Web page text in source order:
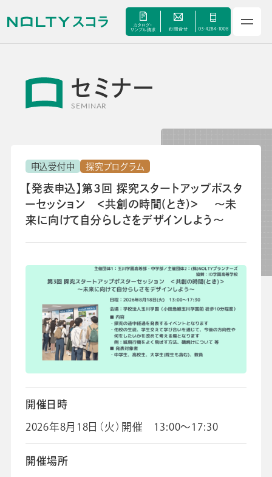
サービス
手帳甲子園
資料ダウンロード
先生の学び応援コラム
SDGsの取組み
お知らせ
セミナー
SEMINAR
申込受付中 探究プログラム
【発表申込】第3回 探究スタートアップポスタ
ーセッション ＜共創の時間(とき)＞ ～未
来に向けて自分らしさをデザインしよう～
開催日時
2026年8月18日（火）開催 13:00～17:30
開催場所